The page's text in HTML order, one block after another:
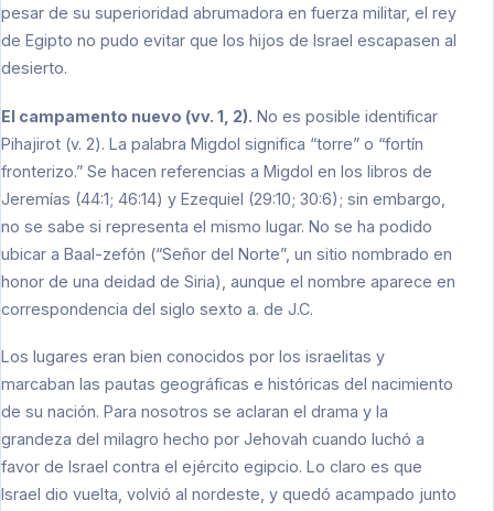
pesar de su superioridad abrumadora en fuerza militar, el rey
de Egipto no pudo evitar que los hijos de Israel escapasen al
desierto.
El campamento nuevo (vv. 1, 2). No es posible identificar
Pihajirot (v. 2). La palabra Migdol significa “torre” o “fortín
fronterizo.” Se hacen referencias a Migdol en los libros de
Jeremías (44:1; 46:14) y Ezequiel (29:10; 30:6); sin embargo,
no se sabe si representa el mismo lugar. No se ha podido
ubicar a Baal-zefón (“Señor del Norte”, un sitio nombrado en
honor de una deidad de Siria), aunque el nombre aparece en
correspondencia del siglo sexto a. de J.C.
Los lugares eran bien conocidos por los israelitas y
marcaban las pautas geográficas e históricas del nacimiento
de su nación. Para nosotros se aclaran el drama y la
grandeza del milagro hecho por Jehovah cuando luchó a
favor de Israel contra el ejército egipcio. Lo claro es que
Israel dio vuelta, volvió al nordeste, y quedó acampado junto